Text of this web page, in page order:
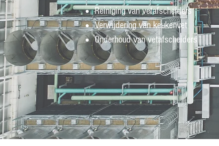
Reiniging van vetafscheiders
Verwijdering van keukenvet
Onderhoud van vetafscheiders